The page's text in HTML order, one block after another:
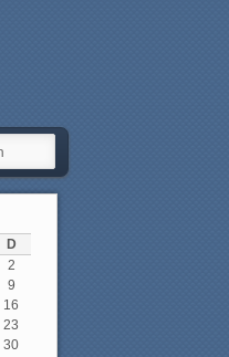
D
2
9
16
23
30